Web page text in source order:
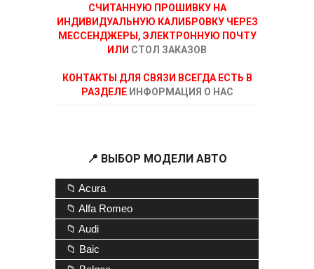
СЧИТАННУЮ ПРОШИВКУ НА
ИНДИВИДУАЛЬНУЮ КАЛИБРОВКУ ЧЕРЕЗ
МЕССЕНДЖЕРЫ, ЭЛЕКТРОННУЮ ПОЧТУ
ИЛИ СТОЛ ЗАКАЗОВ
КОНТАКТЫ ДЛЯ СВЯЗИ ВСЕГДА ЕСТЬ В
РАЗДЕЛЕ ИНФОРМАЦИЯ О НАС
📍 ВЫБОР МОДЕЛИ АВТО
📁 Acura
📁 Alfa Romeo
📁 Audi
📁 Baic